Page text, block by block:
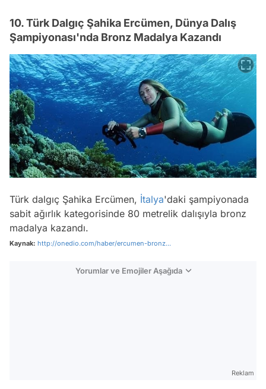
10. Türk Dalgıç Şahika Ercümen, Dünya Dalış
Şampiyonası'nda Bronz Madalya Kazandı
Türk dalgıç Şahika Ercümen, İtalya'daki şampiyonada
sabit ağırlık kategorisinde 80 metrelik dalışıyla bronz
madalya kazandı.
Kaynak: http://onedio.com/haber/ercumen-bronz...
Yorumlar ve Emojiler Aşağıda
Reklam